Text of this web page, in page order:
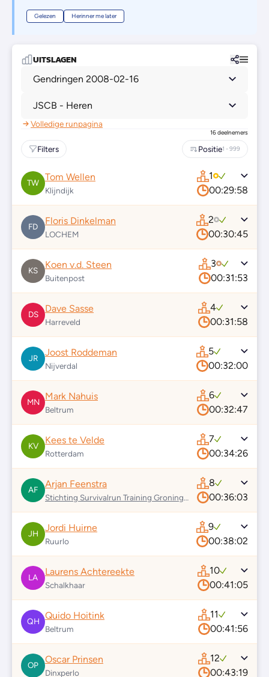
Gelezen Herinner me later
UITSLAGEN
Gendringen 2008-02-16
JSCB - Heren
Volledige runpagina
16 deelnemers
Filters Positie1 - 999
TW
Tom Wellen
Klijndijk
1
00:29:58
FD
Floris Dinkelman
LOCHEM
2
00:30:45
KS
Koen v.d. Steen
Buitenpost
3
00:31:53
DS
Dave Sasse
Harreveld
4
00:31:58
JR
Joost Roddeman
Nijverdal
5
00:32:00
MN
Mark Nahuis
Beltrum
6
00:32:47
KV
Kees te Velde
Rotterdam
7
00:34:26
AF
Arjan Feenstra
Stichting Survivalrun Training Groningen
8
00:36:03
JH
Jordi Huirne
Ruurlo
9
00:38:02
LA
Laurens Achtereekte
Schalkhaar
10
00:41:05
QH
Quido Hoitink
Beltrum
11
00:41:56
OP
Oscar Prinsen
Dinxperlo
12
00:43:19